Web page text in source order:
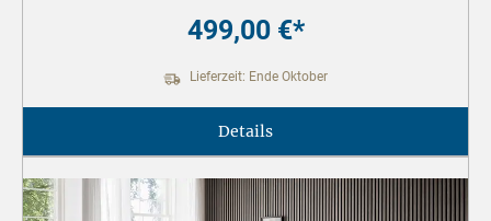
499,00 €*
Lieferzeit: Ende Oktober
Details